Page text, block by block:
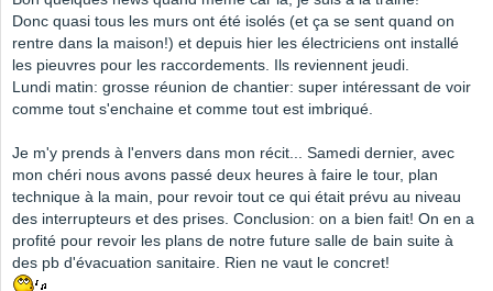
Donc quasi tous les murs ont été isolés (et ça se sent quand on
rentre dans la maison!) et depuis hier les électriciens ont installé
les pieuvres pour les raccordements. Ils reviennent jeudi.
Lundi matin: grosse réunion de chantier: super intéressant de voir
comme tout s'enchaine et comme tout est imbriqué.
Je m'y prends à l'envers dans mon récit... Samedi dernier, avec
mon chéri nous avons passé deux heures à faire le tour, plan
technique à la main, pour revoir tout ce qui était prévu au niveau
des interrupteurs et des prises. Conclusion: on a bien fait! On en a
profité pour revoir les plans de notre future salle de bain suite à
des pb d'évacuation sanitaire. Rien ne vaut le concret!